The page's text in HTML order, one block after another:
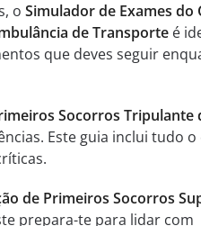
o Simulador de Exames do
de Transporteé
que deves seguir
Socorros Tripulante
Este guia inclui tudo o
de Primeiros Socorros
prepara-te para lidar com